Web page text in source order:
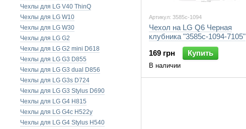
Артикул: 3585c-1094
Чехол на LG Q6 Черная
клубника "3585c-1094-7105"
169 грн
Купить
В наличии
Чехлы для LG V40 ThinQ
Чехлы для LG W10
Чехлы для LG W30
Чехлы для LG G2
Чехлы для LG G2 mini D618
Чехлы для LG G3 D855
Чехлы для LG G3 dual D856
Чехлы для LG G3s D724
Чехлы для LG G3 Stylus D690
Чехлы для LG G4 H815
Чехлы для LG G4c H522y
Чехлы для LG G4 Stylus H540